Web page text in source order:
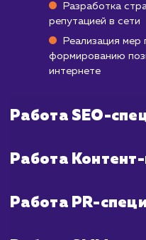
количеством
вредоносной
занять от 3 до 6
длительное
SERM, включая